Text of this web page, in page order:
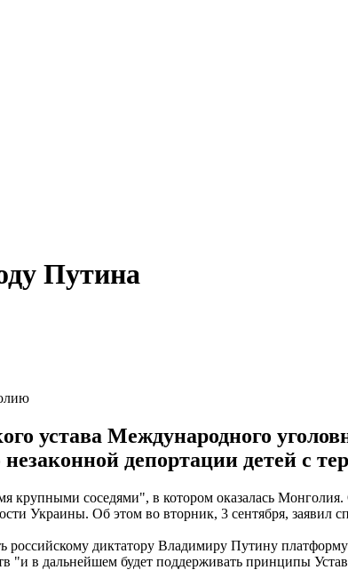
Путина
устава Международного
депортации детей с
соседями", в котором оказалась Монголия.
Украины. Об этом во вторник, 3 сентября,
диктатору Владимиру Путину
в дальнейшем будет поддерживать принципы